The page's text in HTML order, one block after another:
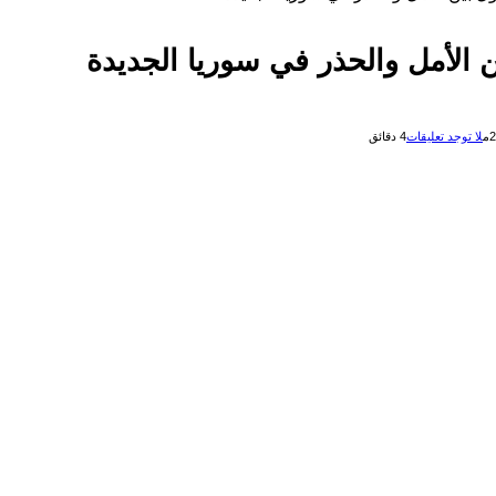
والحذر في سوريا الجديدة
لا توجد تعليقات4 دقائق